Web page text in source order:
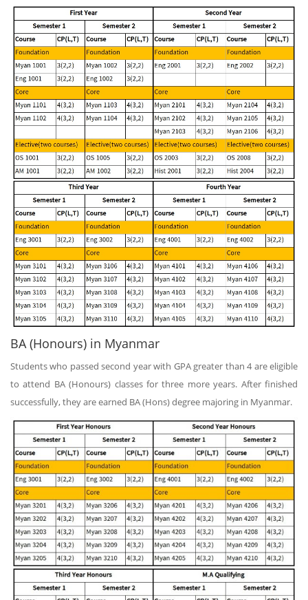
BA (Honours) in Myanmar
Students who passed second year with GPA greater than 4 are eligible
to attend BA (Honours) classes for three more years. After finished
successfully, they are earned BA (Hons) degree majoring in Myanmar.